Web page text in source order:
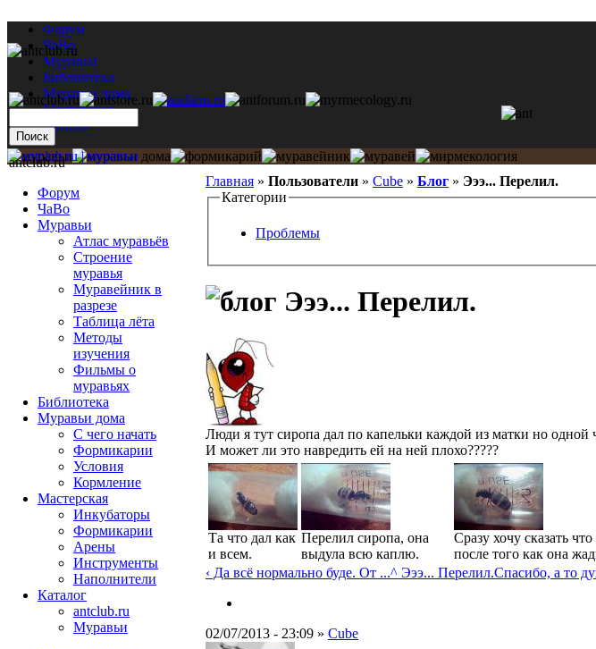
Форум
ЧаВо
Муравьи
Библиотека
Муравьи дома
Мастерская
Каталог
Главная » Пользователи » Cube » Блог » Эээ... Перелил.
Категории
Проблемы
Эээ... Перелил.
Люди я тут сиропа дал по капельки каждой из матки но
И может ли это навредить ей на ней плохо?????
Та что дал как
и всем.
Перелил сиропа, она
выдула всю каплю.
Сразу хочу сказать
после того как она
‹ Да всё нормально буде. От ...^ Эээ... Перелил.Спасибо, а то
02/07/2013 - 23:09 » Cube
antclub.ru
Форум
ЧаВо
Муравьи
Атлас муравьёв
Строение
муравья
Муравейник в
разрезе
Таблица лёта
Методы
изучения
Фильмы о
муравьях
Библиотека
Муравьи дома
С чего начать
Формикарии
Условия
Кормление
Мастерская
Инкубаторы
Формикарии
Арены
Инструменты
Наполнители
Каталог
antclub.ru
Муравьи